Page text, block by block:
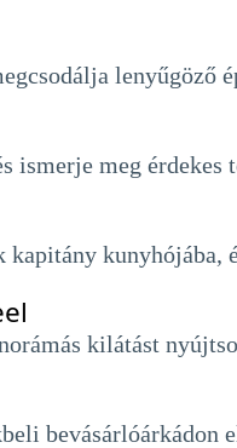
lenyűgöző
ismerje meg érdekes
kunyhójába,
kilátást
bevásárlóárkádon